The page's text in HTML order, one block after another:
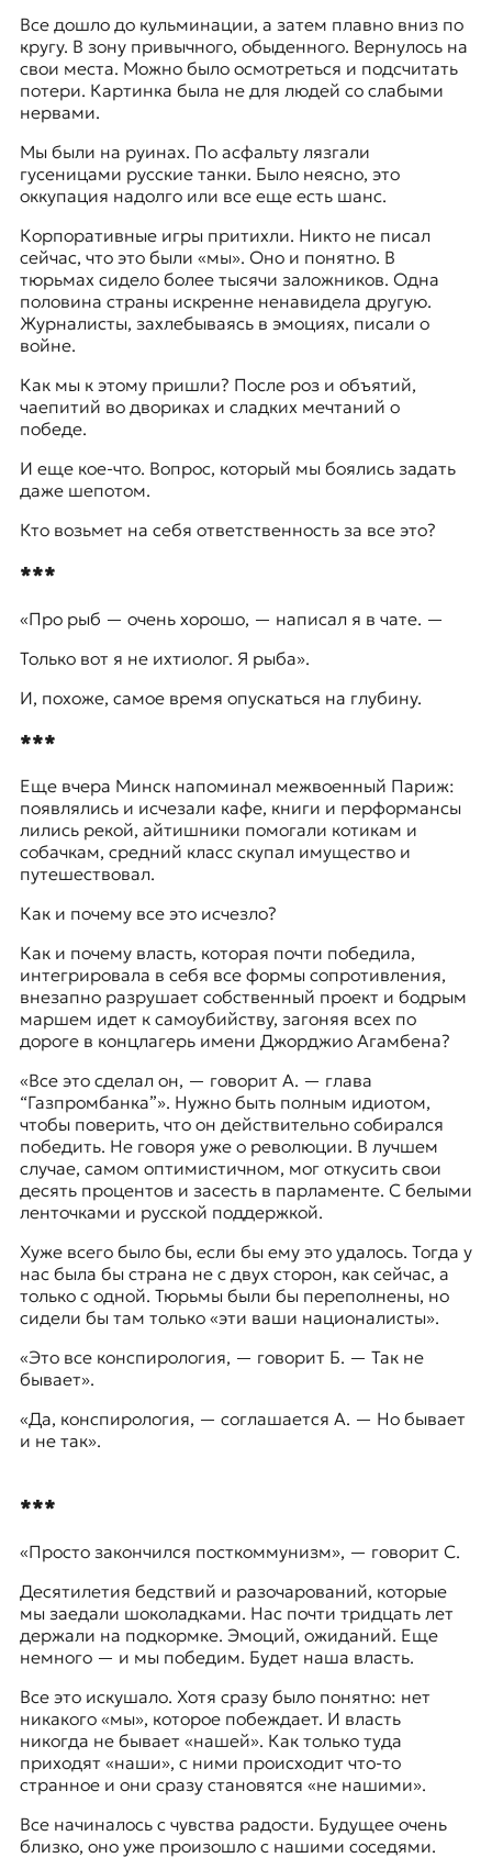
Все дошло до кульминации, а затем плавно вниз по
кругу. В зону привычного, обыденного. Вернулось на
свои места. Можно было осмотреться и подсчитать
потери. Картинка была не для людей со слабыми
нервами.
Мы были на руинах. По асфальту лязгали
гусеницами русские танки. Было неясно, это
оккупация надолго или все еще есть шанс.
Корпоративные игры притихли. Никто не писал
сейчас, что это были «мы». Оно и понятно. В
тюрьмах сидело более тысячи заложников. Одна
половина страны искренне ненавидела другую.
Журналисты, захлебываясь в эмоциях, писали о
войне.
Как мы к этому пришли? После роз и объятий,
чаепитий во двориках и сладких мечтаний о
победе.
И еще кое-что. Вопрос, который мы боялись задать
даже шепотом.
Кто возьмет на себя ответственность за все это?
***
«Про рыб — очень хорошо, — написал я в чате. —
Только вот я не ихтиолог. Я рыба».
И, похоже, самое время опускаться на глубину.
***
Еще вчера Минск напоминал межвоенный Париж:
появлялись и исчезали кафе, книги и перформансы
лились рекой, айтишники помогали котикам и
собачкам, средний класс скупал имущество и
путешествовал.
Как и почему все это исчезло?
Как и почему власть, которая почти победила,
интегрировала в себя все формы сопротивления,
внезапно разрушает собственный проект и бодрым
маршем идет к самоубийству, загоняя всех по
дороге в концлагерь имени Джорджио Агамбена?
«Все это сделал он, — говорит А. — глава
“Газпромбанка”». Нужно быть полным идиотом,
чтобы поверить, что он действительно собирался
победить. Не говоря уже о революции. В лучшем
случае, самом оптимистичном, мог откусить свои
десять процентов и засесть в парламенте. С белыми
ленточками и русской поддержкой.
Хуже всего было бы, если бы ему это удалось. Тогда у
нас была бы страна не с двух сторон, как сейчас, а
только с одной. Тюрьмы были бы переполнены, но
сидели бы там только «эти ваши националисты».
«Это все конспирология, — говорит Б. — Так не
бывает».
«Да, конспирология, — соглашается А. — Но бывает
и не так».
***
«Просто закончился посткоммунизм», — говорит С.
Десятилетия бедствий и разочарований, которые
мы заедали шоколадками. Нас почти тридцать лет
держали на подкормке. Эмоций, ожиданий. Еще
немного — и мы победим. Будет наша власть.
Все это искушало. Хотя сразу было понятно: нет
никакого «мы», которое побеждает. И власть
никогда не бывает «нашей». Как только туда
приходят «наши», с ними происходит что-то
странное и они сразу становятся «не нашими».
Все начиналось с чувства радости. Будущее очень
близко, оно уже произошло с нашими соседями.